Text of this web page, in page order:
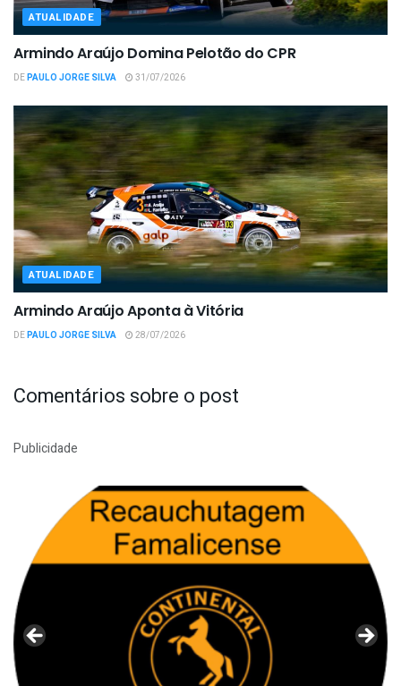
ATUALIDADE
Armindo Araújo Domina Pelotão do CPR
DEPAULO JORGE SILVA 31/07/2026
ATUALIDADE
Armindo Araújo Aponta à Vitória
DEPAULO JORGE SILVA 28/07/2026
Comentários sobre o post
Publicidade